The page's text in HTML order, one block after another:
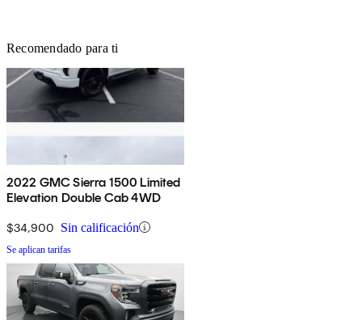
Recomendado para ti
2022 GMC Sierra 1500 Limited
Elevation Double Cab 4WD
$34,900 Sin calificación
Se aplican tarifas